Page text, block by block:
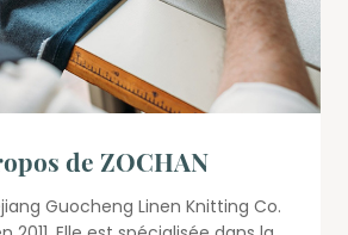
de ZOCHAN
Guocheng Linen Knitting Co.